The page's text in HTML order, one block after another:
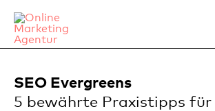
SEO Evergreens
5 bewährte Praxistipps für